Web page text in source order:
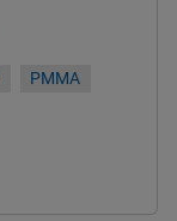
PMMA